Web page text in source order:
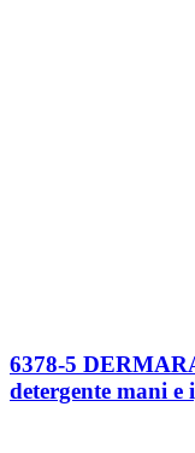
6378-5
detergente mani e